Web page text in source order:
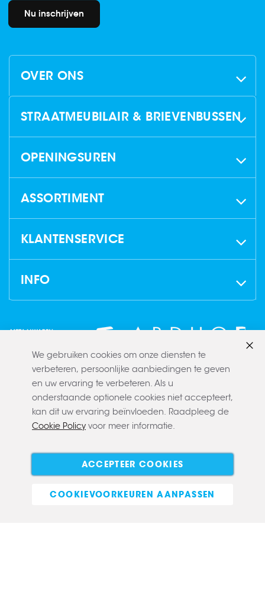
Nu inschrijven
OVER ONS
STRAATMEUBILAIR & BRIEVENBUSSEN
OPENINGSUREN
ASSORTIMENT
KLANTENSERVICE
INFO
Algemene voorwaarden
Privacy policy
E-commerce
We gebruiken cookies om onze diensten te
verbeteren, persoonlijke aanbiedingen te geven
en uw ervaring te verbeteren. Als u
onderstaande optionele cookies niet accepteert,
kan dit uw ervaring beïnvloeden. Raadpleeg de
Cookie Policy voor meer informatie.
ACCEPTEER COOKIES
COOKIEVOORKEUREN AANPASSEN